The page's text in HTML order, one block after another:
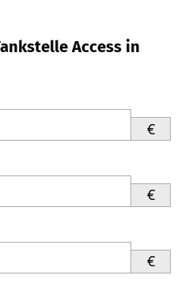
Access in
€
€
€